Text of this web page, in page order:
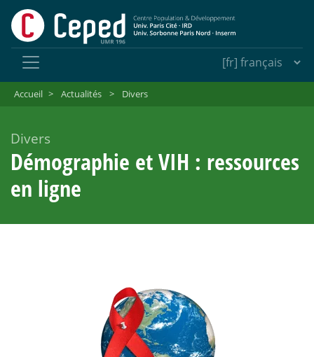
Accueil > Actualités > Divers
Divers
Démographie et VIH : ressources
en ligne